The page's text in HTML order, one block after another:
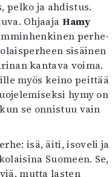
pelko ja ahdistus.
Ohjaaja Hamy
perhe-
sisäinen
kantava voima.
myös keino peittää
hymy on
se onnistuu vain
isä, äiti, isoveli ja
Suomeen. Se,
mutta lasten